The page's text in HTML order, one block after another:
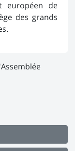
européen de
des grands